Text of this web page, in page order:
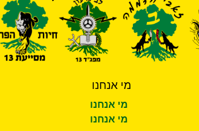
מי אנחנו
מי אנחנו
מי אנחנו